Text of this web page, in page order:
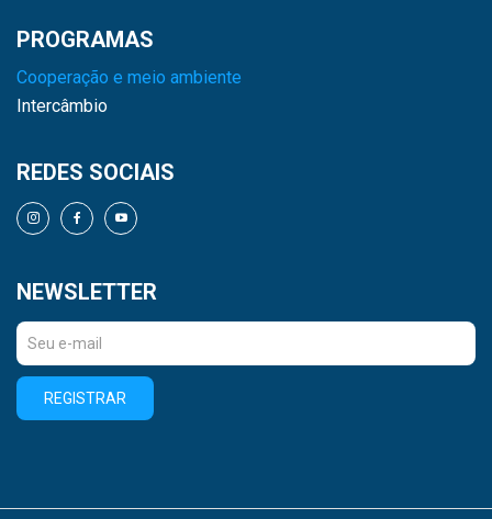
PROGRAMAS
Cooperação e meio ambiente
Intercâmbio
REDES SOCIAIS
NEWSLETTER
REGISTRAR